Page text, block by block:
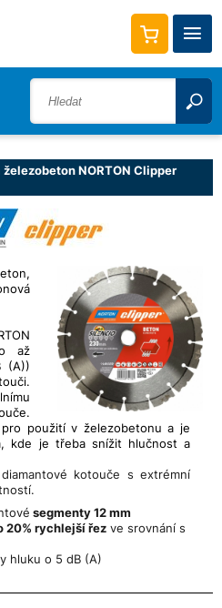
NORTON Clipper
až
(A))
použití v železobetonu a je
kde je třeba snížit hlučnost a
kotouče s extrémní
segmenty 12 mm
20% rychlejší řez ve srovnání s
hluku o 5 dB (A)